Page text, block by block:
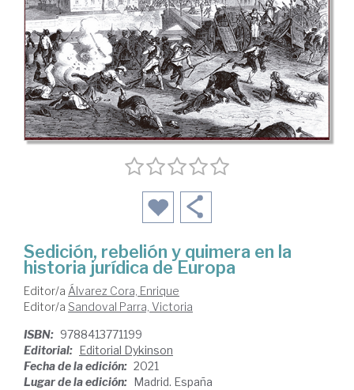
Sedición, rebelión y quimera en la
historia jurídica de Europa
Editor/a Álvarez Cora, Enrique
Editor/a Sandoval Parra, Victoria
ISBN: 9788413771199
Editorial: Editorial Dykinson
Fecha de la edición: 2021
Lugar de la edición: Madrid. España